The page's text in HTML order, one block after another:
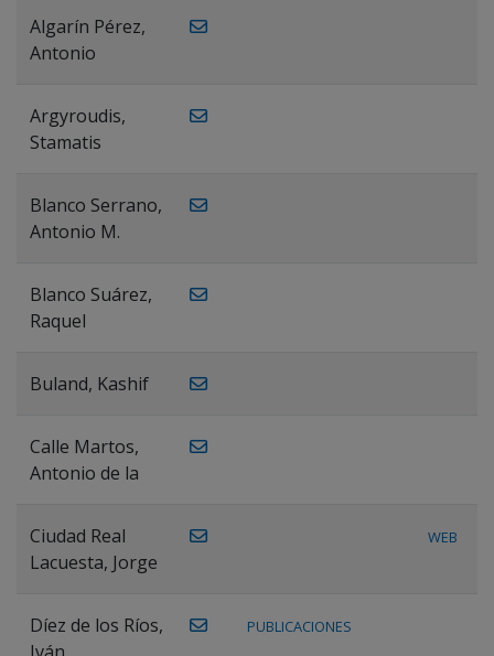
Algarín Pérez,
Antonio
Argyroudis,
Stamatis
Blanco Serrano,
Antonio M.
Blanco Suárez,
Raquel
Buland, Kashif
Calle Martos,
Antonio de la
Ciudad Real
Lacuesta, Jorge
WEB
Díez de los Ríos,
PUBLICACIONES